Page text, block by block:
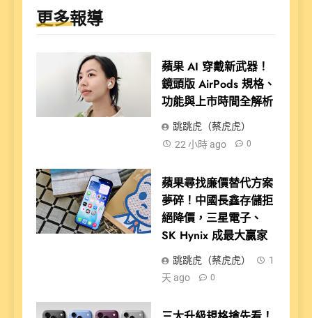
更多報導
蘋果 AI 穿戴新武器！
鏡頭版 AirPods 規格、
功能與上市時間全解析
跳跳虎（蔡虎虎）
22 小時 ago
0
蘋果尋找廉價替代方案
夢碎！中國長鑫存儲拒
絕降價，三星電子、
SK Hynix 成最大贏家
跳跳虎（蔡虎虎）
1
天 ago
0